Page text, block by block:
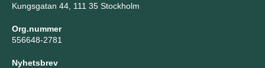
Kungsgatan 44, 111 35 Stockholm
Org.nummer
556648-2781
Nyhetsbrev